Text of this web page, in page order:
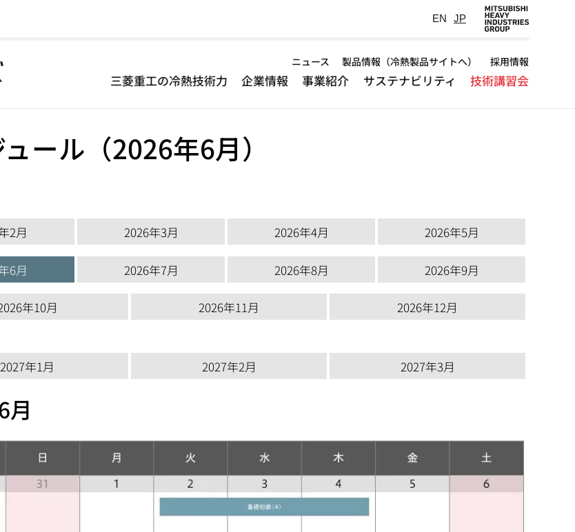
EN JP
Default
-
ニュース 製品情報（冷熱製品サイトへ） 採用情報
三菱重工の冷熱技術力 企業情報 事業紹介 サステナビリティ 技術講習会
ール（2026年6月）
2月 2026年3月 2026年4月 2026年5月
6月 2026年7月 2026年8月 2026年9月
年10月 2026年11月 2026年12月
2027年1月 2027年2月 2027年3月
月